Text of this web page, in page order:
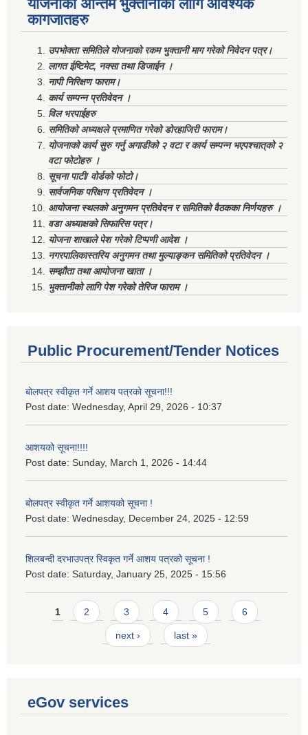
योजनाको अन्तिम भुक्तानीको लागि आवश्यक
कागजातहरु
उपभोक्ता समितिले योजनाको रकम भुक्तानी माग गरेको निवेदन पत्र।
लागत ईष्टिमेट, नक्सा तथा डिजाईन ।
नापी निरिक्षण फाराम।
कार्य सम्पन्न प्रतिवेदन ।
विल भरपाईहरु
समितिको अध्यक्षले प्रमाणित गरेको डोरहाजिरी फाराम।
योजनाको कार्य सुरु गर्नु अगाडीको २ वटा र कार्य सम्पन्न भएपश्चात्‌को २
वटा फोटोहरु ।
सूचना पाटी/ वोर्डको फोटो।
सार्वजनिक परिक्षण प्रतिवेदन ।
आयोजना स्थलको अनुगमन प्रतिवेदन र समितिको वैठकका निर्णयहरु ।
वडा अध्याक्षको सिफारिस पत्र।
योजना शाखाले पेश गरेको टिप्पणी आदेश ।
नगरपालिकास्तरिय अनुगमन तथा मुल्याङ्कन समितिको प्रतिवेदन ।
सम्झौता तथा आयोजना खाता ।
भुक्तानीको लागि पेश गरेको तेरिज फाराम ।
Public Procurement/Tender Notices
बोलपत्र स्वीकृत गर्ने आशय पत्रको सूचना!!!
Post date: Wednesday, April 29, 2026 - 10:37
आशयको सूचना!!!!
Post date: Sunday, March 1, 2026 - 14:44
बोलपत्र स्वीकृत गर्ने आशयको सूचना !
Post date: Wednesday, December 24, 2025 - 12:59
शिलबन्दी दरभाउपत्र स्विकृत गर्ने आशय पत्रको सूचना !
Post date: Saturday, January 25, 2025 - 15:56
Pages
1 2 3 4 5 6
next › last »
eGov services